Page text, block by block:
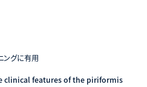
ングに有用
clinical features of the piriformis